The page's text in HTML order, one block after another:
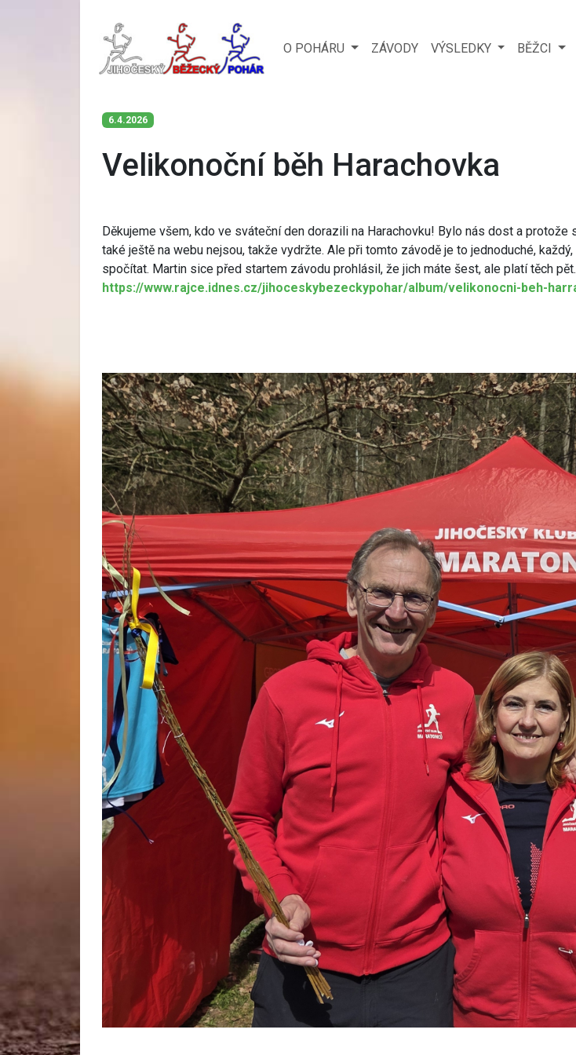
O POHÁRU ZÁVODY VÝSLEDKY BĚŽCI
6.4.2026
Velikonoční běh Harachovka
Děkujeme všem, kdo ve sváteční den dorazili na Harachovku! Bylo nás dost a
také ještě na webu nejsou, takže vydržte. Ale při tomto závodě je to jednoduché,
spočítat. Martin sice před startem závodu prohlásil, že jich máte šest, ale platí těch
https://www.rajce.idnes.cz/jihoceskybezeckypohar/album/velikonocni-beh-